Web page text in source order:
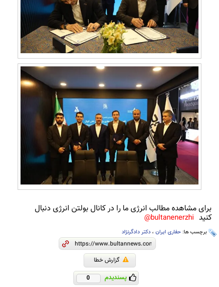
برای مشاهده مطالب انرژی ما را در کانال بولتن انرژی دنبال
کنید bultanenerzhi@
برچسب ها: حفاری ایران ، دکتر دادگرنژاد
گزارش خطا
پسندیدم 0